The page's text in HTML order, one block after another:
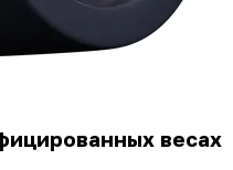
весах